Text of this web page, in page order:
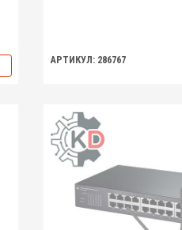
АРТИКУЛ: 286767